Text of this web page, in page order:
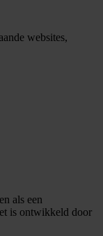
websites,
als een
is ontwikkeld door